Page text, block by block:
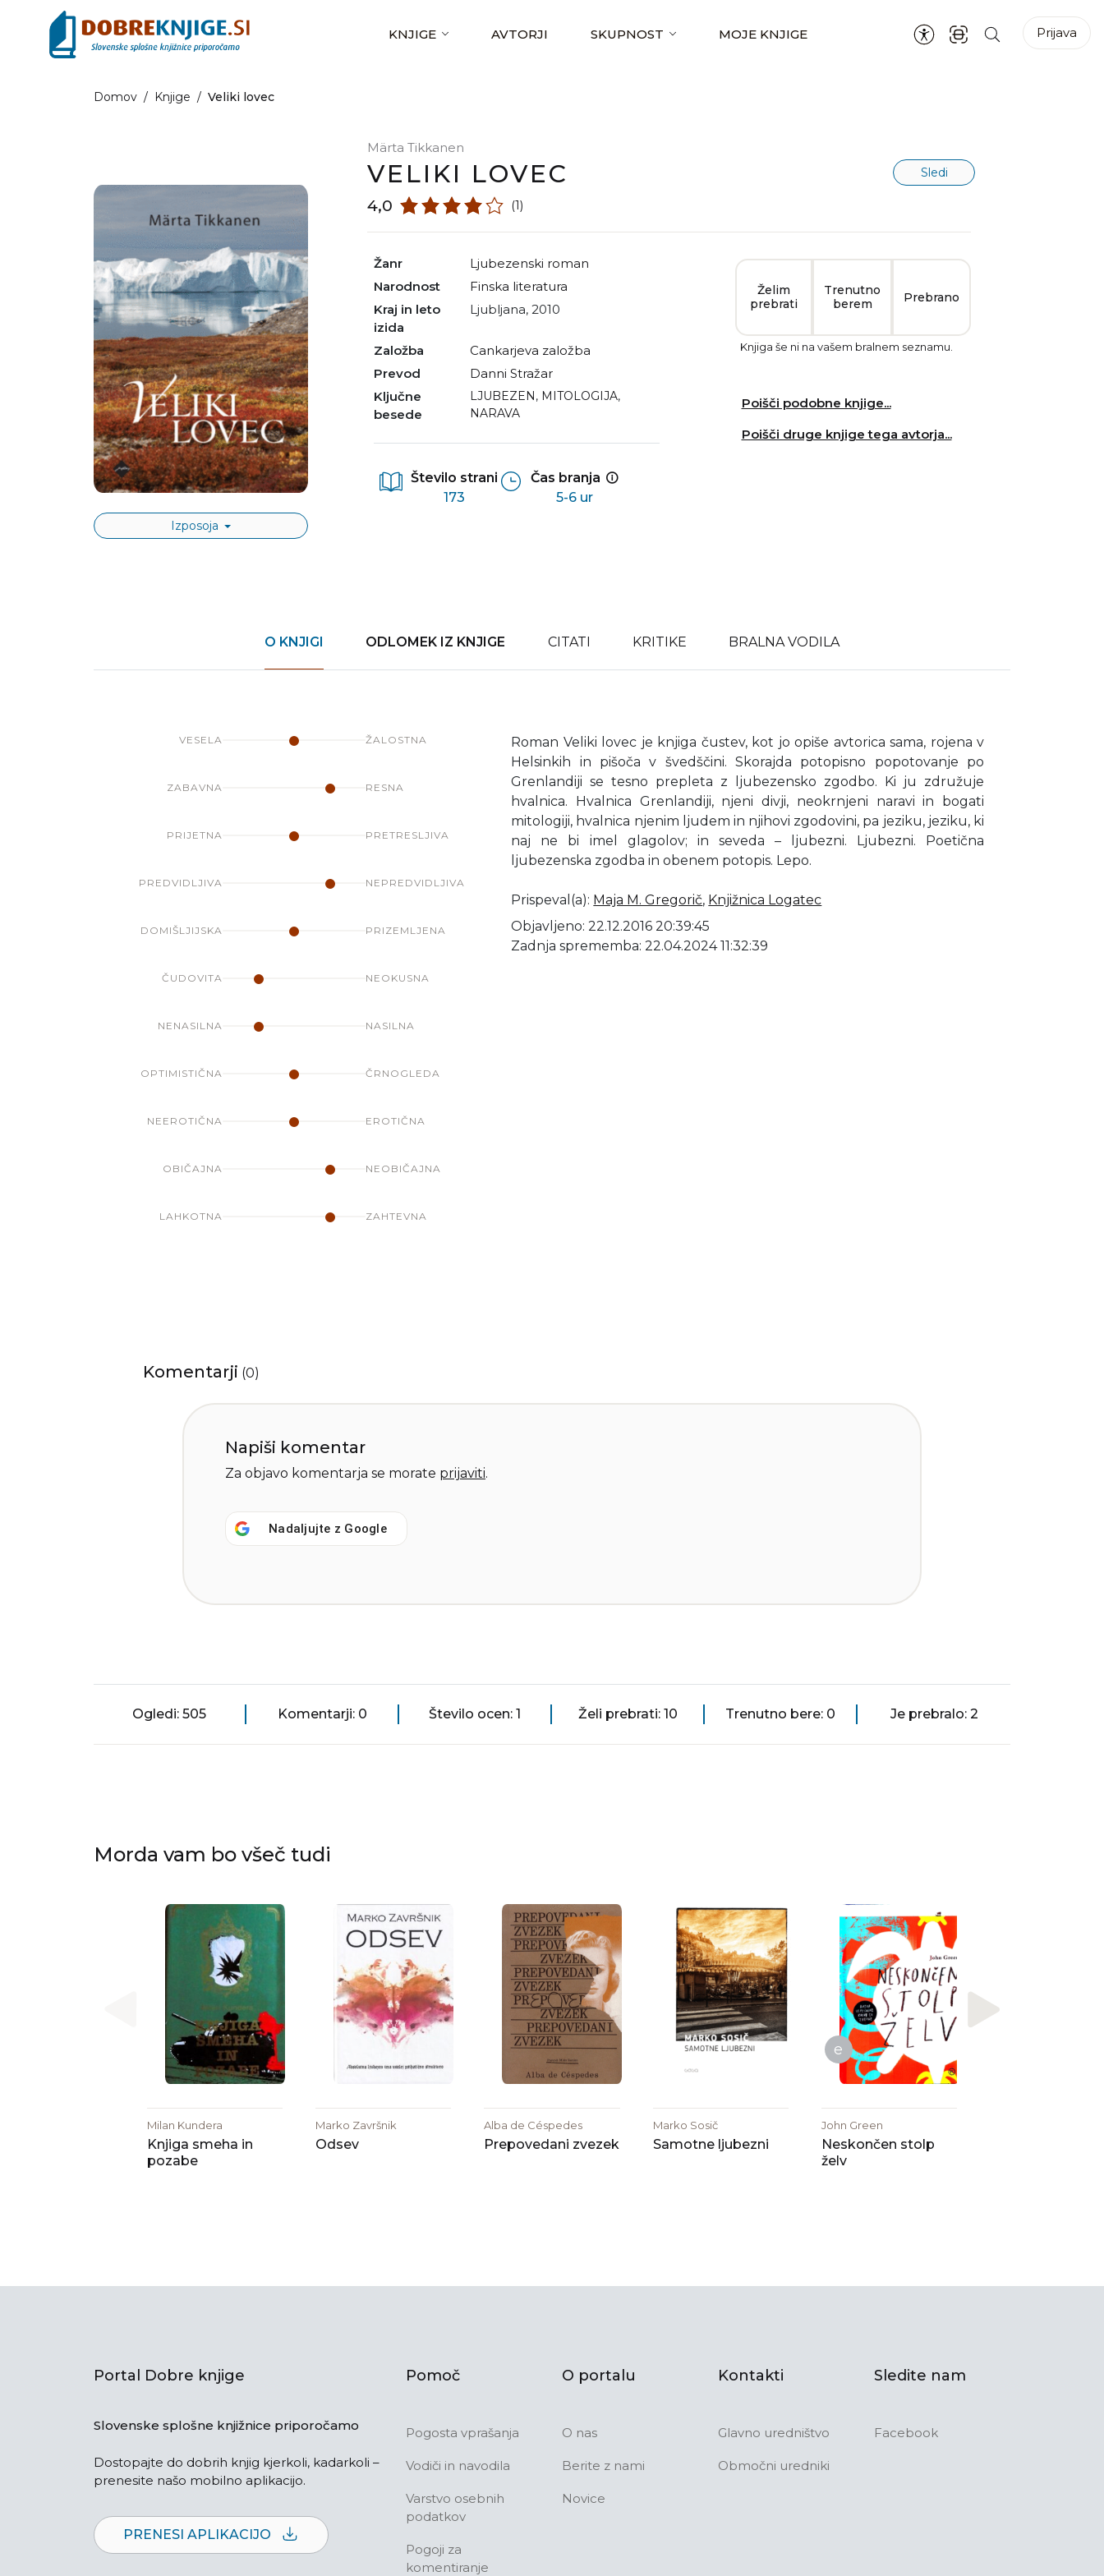
KNJIGE AVTORJI SKUPNOST MOJE KNJIGE Prijava
Domov / Knjige / Veliki lovec
Izposoja
Märta Tikkanen
VELIKI LOVEC Sledi
4,0 (1)
Žanr
ljubezenski roman
Narodnost
finska literatura
Kraj in leto
izida
Ljubljana, 2010
Založba
Cankarjeva založba
Prevod
Danni Stražar
Ključne
besede
LJUBEZEN, MITOLOGIJA,
NARAVA
Število strani
173
Čas branja
5-6 ur
Želim
prebrati
Trenutno
berem
Prebrano
Knjiga še ni na vašem bralnem seznamu.
Poišči podobne knjige...
Poišči druge knjige tega avtorja...
O KNJIGI ODLOMEK IZ KNJIGE CITATI KRITIKE BRALNA VODILA
VESELA ŽALOSTNA
ZABAVNA RESNA
PRIJETNA PRETRESLJIVA
PREDVIDLJIVA NEPREDVIDLJIVA
DOMIŠLJIJSKA PRIZEMLJENA
ČUDOVITA NEOKUSNA
NENASILNA NASILNA
OPTIMISTIČNA ČRNOGLEDA
NEEROTIČNA EROTIČNA
OBIČAJNA NEOBIČAJNA
LAHKOTNA ZAHTEVNA
Roman Veliki lovec je knjiga čustev, kot jo opiše avtorica sama, rojena v
Helsinkih in pišoča v švedščini. Skorajda potopisno popotovanje po
Grenlandiji se tesno prepleta z ljubezensko zgodbo. Ki ju združuje
hvalnica. Hvalnica Grenlandiji, njeni divji, neokrnjeni naravi in bogati
mitologiji, hvalnica njenim ljudem in njihovi zgodovini, pa jeziku, jeziku, ki
naj ne bi imel glagolov; in seveda – ljubezni. Ljubezni. Poetična
ljubezenska zgodba in obenem potopis. Lepo.
Prispeval(a): Maja M. Gregorič, Knjižnica Logatec
Objavljeno: 22.12.2016 20:39:45
Zadnja sprememba: 22.04.2024 11:32:39
Komentarji (0)
Napiši komentar
Za objavo komentarja se morate prijaviti.
Nadaljujte z Google
Ogledi: 505 Komentarji: 0 Število ocen: 1 Želi prebrati: 10 Trenutno bere: 0 Je prebralo: 2
Morda vam bo všeč tudi
Milan Kundera
Knjiga smeha in
pozabe
Marko Završnik
Odsev
Alba de Céspedes
Prepovedani zvezek
Marko Sosič
Samotne ljubezni
e
John Green
Neskončen stolp
želv
Portal Dobre knjige
Slovenske splošne knjižnice priporočamo
Dostopajte do dobrih knjig kjerkoli, kadarkoli –
prenesite našo mobilno aplikacijo.
PRENESI APLIKACIJO
Pomoč
Pogosta vprašanja
Vodiči in navodila
Varstvo osebnih
podatkov
Pogoji za
komentiranje
O portalu
O nas
Berite z nami
Novice
Kontakti
Glavno uredništvo
Območni uredniki
Sledite nam
Facebook